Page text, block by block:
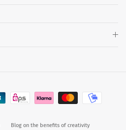
Blog on the benefits of creativity